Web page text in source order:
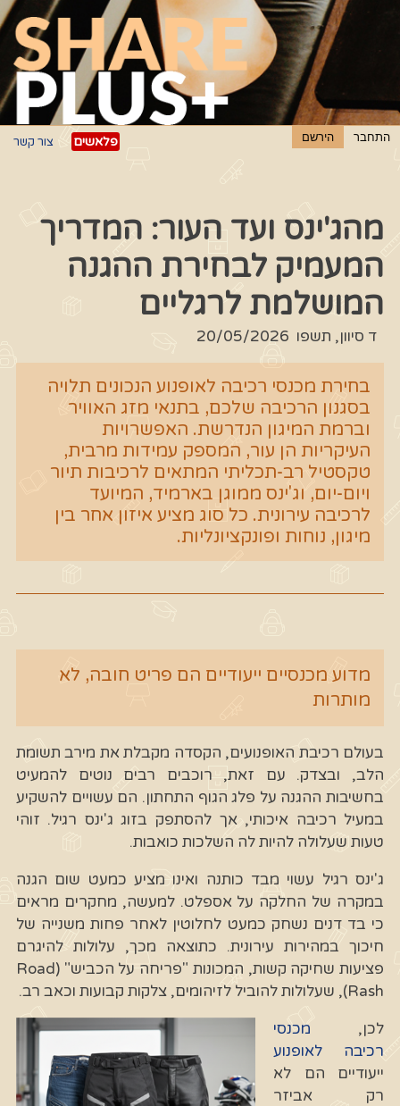
פלאשים צור קשר
מהג'ינס ועד העור: המדריך
המעמיק לבחירת ההגנה
המושלמת לרגליים
ד סיוון, תשפו 20/05/2026
בחירת מכנסי רכיבה לאופנוע הנכונים תלויה
בסגנון הרכיבה שלכם, בתנאי מזג האוויר
וברמת המיגון הנדרשת. האפשרויות
העיקריות הן עור, המספק עמידות מרבית,
טקסטיל רב-תכליתי המתאים לרכיבות תיור
ויום-יום, וג'ינס ממוגן בארמיד, המיועד
לרכיבה עירונית. כל סוג מציע איזון אחר בין
מיגון, נוחות ופונקציונליות.
מדוע מכנסיים ייעודיים הם פריט חובה, לא
מותרות
בעולם רכיבת האופנועים, הקסדה מקבלת את מירב תשומת
הלב, ובצדק. עם זאת, רוכבים רבים נוטים להמעיט
בחשיבות ההגנה על פלג הגוף התחתון. הם עשויים להשקיע
במעיל רכיבה איכותי, אך להסתפק בזוג ג'ינס רגיל. זוהי
טעות שעלולה להיות לה השלכות כואבות.
ג'ינס רגיל עשוי מבד כותנה ואינו מציע כמעט שום הגנה
במקרה של החלקה על אספלט. למעשה, מחקרים מראים
כי בד דנים נשחק כמעט לחלוטין לאחר פחות משנייה של
חיכוך במהירות עירונית. כתוצאה מכך, עלולות להיגרם
פציעות שחיקה קשות, המכונות "פריחה על הכביש" (Road
Rash), שעלולות להוביל לזיהומים, צלקות קבועות וכאב רב.
לכן, מכנסי
רכיבה לאופנוע
ייעודיים הם לא
רק אביזר